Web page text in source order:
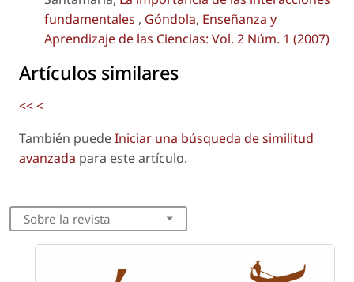
fundamentales , Góndola, Enseñanza y
Aprendizaje de las Ciencias: Vol. 2 Núm. 1 (2007)
Artículos similares
<<<
También puedeIniciar una búsqueda de similitud
avanzada para este artículo.
Sobre la revista